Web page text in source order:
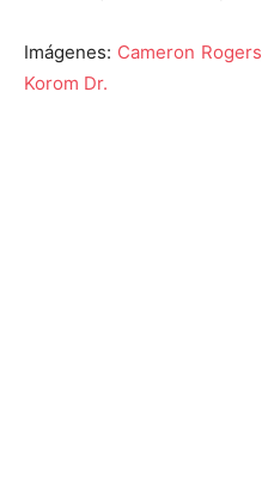
Imágenes: Cameron Rogers
Korom Dr.